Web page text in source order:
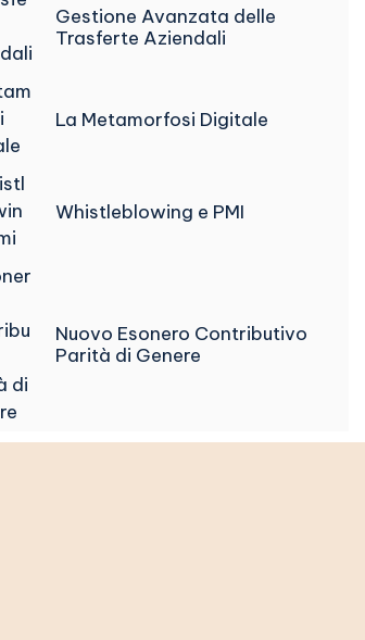
Gestione Avanzata delle
Trasferte Aziendali
La Metamorfosi Digitale
Whistleblowing e PMI
Nuovo Esonero Contributivo
Parità di Genere